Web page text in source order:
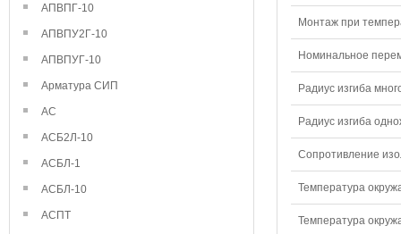
АПВПГ-10
АПВПУ2Г-10
АПВПУГ-10
Арматура СИП
АС
АСБ2Л-10
АСБЛ-1
АСБЛ-10
АСПТ
Монтаж при
Номинальное
Радиус изгиба
Радиус изгиба
Сопротивление
Температура
Температура